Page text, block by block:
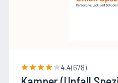
4.4(678)